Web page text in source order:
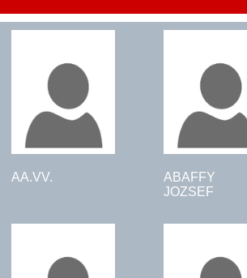
AA.VV.
ABAFFY
JOZSEF